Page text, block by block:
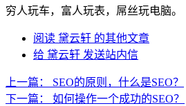
穷人玩车，富人玩表，屌丝玩电脑。
阅读 黛云轩 的其他文章
给 黛云轩 发送站内信
上一篇：
SEO的原则，什么是SEO？
下一篇：
如何操作一个成功的SEO？